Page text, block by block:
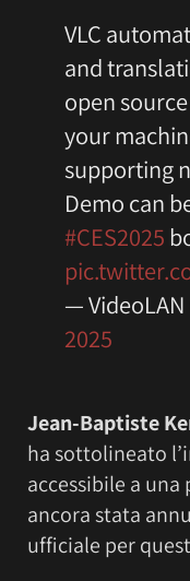
VLC
and
open
your
supporting
Demo can
#CES2025
—
2025
Jean-Baptiste
ha sottolineato
accessibile a
ancora stata
ufficiale per